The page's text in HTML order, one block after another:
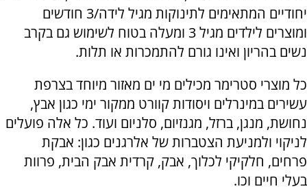
יחודיים המתאימים לתינוקות מגיל לידה/3 חודשים
ומוצרים לילדים מגיל 3 ומעלה בטוח לשימוש גם בקרב
נשים בהריון ואינו גורם להתמכרות או תלות.
כל מוצרי סטרימר מכילים מי ים מאזור מיוחד בצרפת
עשירים במינרלים ויסודות קוורט ממקור ימי כגון אבץ,
נחושת, מנגן, ברזל, מגנזיום, סלניום ועוד. כל אלה פועלים
לניקוי ולמניעת הצטברות של אלרגנים כגון: אבקת
פרחים, חלקיקי לכלוך, אבק, קרדית אבק הבית, פרוות
בעלי חיים וכו.